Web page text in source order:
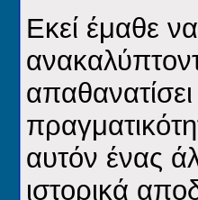
Εκεί έμαθε
αυτόν ένας
ιστορικά